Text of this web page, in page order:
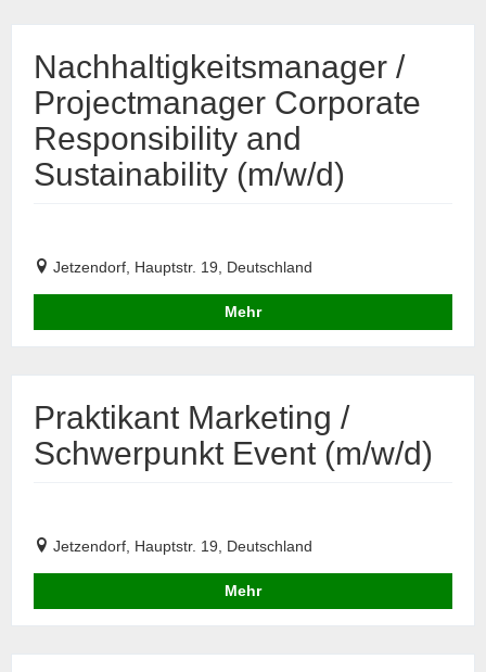
Nachhaltigkeitsmanager /
Projectmanager Corporate
Responsibility and
Sustainability (m/w/d)
Jetzendorf, Hauptstr. 19, Deutschland
Mehr
Praktikant Marketing /
Schwerpunkt Event (m/w/d)
Jetzendorf, Hauptstr. 19, Deutschland
Mehr